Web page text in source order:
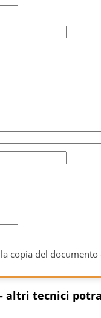
la copia del
altri tecnici